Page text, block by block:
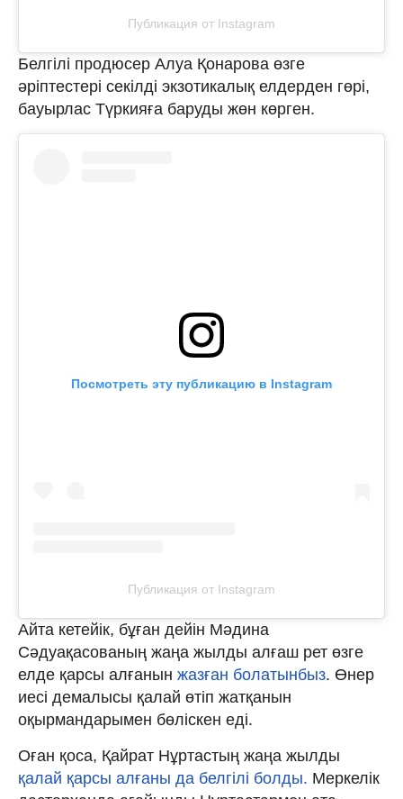
Публикация от Instagram
Белгілі продюсер Алуа Қонарова өзге
әріптестері секілді экзотикалық елдерден гөрі,
бауырлас Түркияға баруды жөн көрген.
Посмотреть эту публикацию в Instagram
Публикация от Instagram
Айта кетейік, бұған дейін Мәдина
Сәдуақасованың жаңа жылды алғаш рет өзге
елде қарсы алғанын жазған болатынбыз. Өнер
иесі демалысы қалай өтіп жатқанын
оқырмандарымен бөліскен еді.
Оған қоса, Қайрат Нұртастың жаңа жылды
қалай қарсы алғаны да белгілі болды. Меркелік